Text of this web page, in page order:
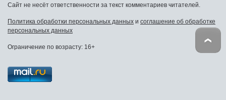
Сайт не несёт ответственности за текст комментариев читателей.
Политика обработки персональных данных и соглашение об обработке
персональных данных
Ограничение по возрасту: 16+